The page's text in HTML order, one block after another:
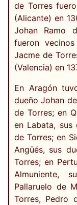
de Torres
(Alicante) en
Johan Ramo
fueron
Jacme de
(Valencia) en
En Aragón
dueño Johan
de Torres; en
en Labata, sus
de Torres; en
Angüés, sus
Torres; en
Almuniente,
Pallaruelo de
Torres, Pedro